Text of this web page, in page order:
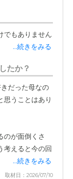
食堂で同じテ
いる姿を見る
に皆さんで集ま
りにならず生
と思います。家
、周りの皆さ
完食していると
れを持ってい
ので、スタッ
えるのも助かっ
でもありません
...続きをみる
たか？
だった母なの
思うことはあり
のが面倒くさ
考えると今の回
...続きをみる
取材日：2026/07/10